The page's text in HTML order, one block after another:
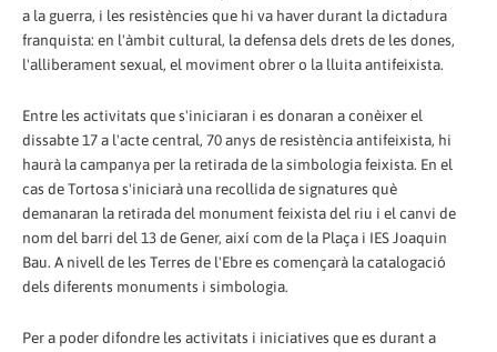
a la guerra, i les resistències que hi va haver durant la dictadura
franquista: en l'àmbit cultural, la defensa dels drets de les dones,
l'alliberament sexual, el moviment obrer o la lluita antifeixista.
Entre les activitats que s'iniciaran i es donaran a conèixer el
dissabte 17 a l'acte central, 70 anys de resistència antifeixista, hi
haurà la campanya per la retirada de la simbologia feixista. En el
cas de Tortosa s'iniciarà una recollida de signatures què
demanaran la retirada del monument feixista del riu i el canvi de
nom del barri del 13 de Gener, així com de la Plaça i IES Joaquin
Bau. A nivell de les Terres de l'Ebre es començarà la catalogació
dels diferents monuments i simbologia.
Per a poder difondre les activitats i iniciatives que es durant a